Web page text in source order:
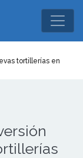
tortillerías en